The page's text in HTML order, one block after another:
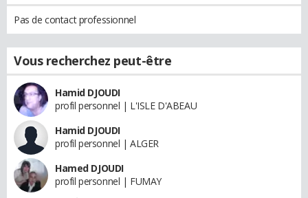
Pas de contact professionnel
Vous recherchez peut-être
Hamid DJOUDI
profil personnel | L'ISLE D'ABEAU
Hamid DJOUDI
profil personnel | ALGER
Hamed DJOUDI
profil personnel | FUMAY